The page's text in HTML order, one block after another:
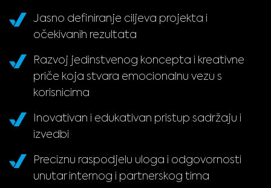
Jasno definiranje ciljeva projekta i
očekivanih rezultata
Razvoj jedinstvenog koncepta i kreativne
priče koja stvara emocionalnu vezu s
korisnicima
Inovativan i edukativan pristup sadržaju i
izvedbi
Preciznu raspodjelu uloga i odgovornosti
unutar internog i partnerskog tima